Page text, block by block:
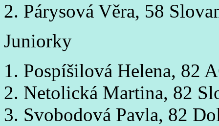
2. Párysová Věra, 58
Juniorky
1. Pospíšilová Helena, 82
2. Netolická Martina, 82
3. Svobodová Pavla, 82